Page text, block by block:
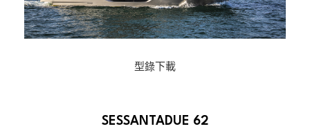
型錄下載
SESSANTADUE 62